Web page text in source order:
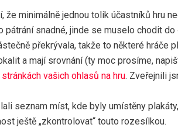
minimálně jednou tolik účastníků hru
snadné, jinde se muselo chodit
překrývala, takže to některé hráče
a mají srovnání (ty moc prosíme,
stránkách vašich ohlasů na hru. Zveřejnili
seznam míst, kde byly umístěny
ještě „zkontrolovat“ touto rozesílkou.